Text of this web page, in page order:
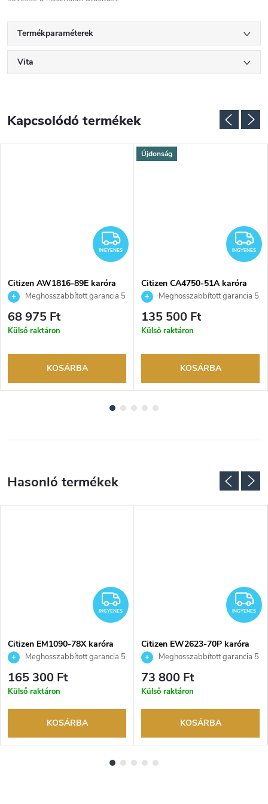
Termékparaméterek
Vita
Kapcsolódó termékek
INGYENES
INGYENES
Citizen AW1816-89E karóra
Meghosszabbított garancia 5
évre. Akár 100 napos
visszaküldési lehetőség. Hivatalos
68 975 Ft
Külső raktáron
KOSÁRBA
Újdonság
INGYENES
Citizen CA4750-51A karóra
Meghosszabbított garancia 5
évre. Akár 100 napos
visszaküldési lehetőség. Hivatalos
135 500 Ft
Külső raktáron
KOSÁRBA
INGYENES
INGYENES
Citizen EM1090-78X karóra
Meghosszabbított garancia 5
évre. Akár 100 napos
visszaküldési lehetőség. Hivatalos
165 300 Ft
Külső raktáron
KOSÁRBA
INGYENES
Citizen EW2623-70P karóra
Meghosszabbított garancia 5
évre. Akár 100 napos
visszaküldési lehetőség. Hivatalos
73 800 Ft
Külső raktáron
KOSÁRBA